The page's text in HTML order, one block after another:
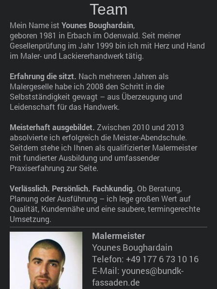
Team
Mein Name ist Younes Boughardain,
geboren 1981 in Erbach im Odenwald. Seit meiner
Gesellenprüfung im Jahr 1999 bin ich mit Herz und Hand
im Maler- und Lackiererhandwerk tätig.
Erfahrung die sitzt. Nach mehreren Jahren als
Malergeselle habe ich 2008 den Schritt in die
Selbstständigkeit gewagt – aus Überzeugung und
Leidenschaft für das Handwerk.
Meisterhaft ausgebildet. Zwischen 2010 und 2013
absolvierte ich erfolgreich die Meister-Abendschule.
Seitdem stehe ich Ihnen als qualifizierter Malermeister
mit fundierter Ausbildung und umfassender
Praxiserfahrung zur Seite.
Verlässlich. Persönlich. Fachkundig. Ob Beratung,
Planung oder Ausführung – ich lege großen Wert auf
Qualität, Kundennähe und eine saubere, termingerechte
Umsetzung.
Malermeister
Younes Boughardain
Telefon: +49 177 6 73 10 16
E-Mail: younes@bundk-
fassaden.de